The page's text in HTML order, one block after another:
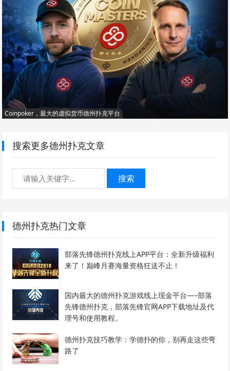
Coinpoker，最大的虚拟货币德州扑克平台
搜索更多德州扑克文章
搜索
德州扑克热门文章
部落先锋德州扑克线上APP平台：全新升级福利
来了！巅峰月赛海量资格狂送不止！
国内最大的德州扑克游戏线上现金平台—–部落
先锋德州扑克，部落先锋官网APP下载地址及代
理号和使用教程。
德州扑克技巧教学：学德扑的你，别再走这些弯
路了